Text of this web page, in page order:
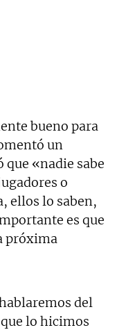
bueno para
un
que «nadie sabe
o
ellos lo saben,
es que
próxima
del
lo hicimos